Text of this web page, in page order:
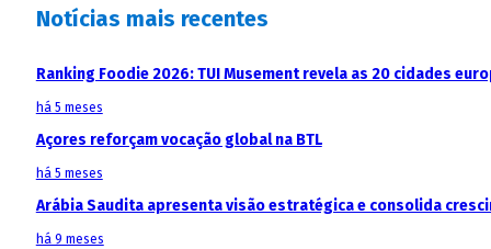
Notícias mais recentes
Ranking Foodie 2026: TUI Musement revela as 20 cidades
há 5 meses
Açores reforçam vocação global na BTL
há 5 meses
Arábia Saudita apresenta visão estratégica e consolida
há 9 meses